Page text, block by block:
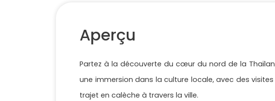
Aperçu
Partez à la découverte du cœur du nord de la
une immersion dans la culture locale, avec des
trajet en calèche à travers la ville.